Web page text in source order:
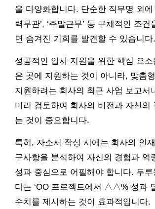
을 다양화합니다. 단순한 직무명 외에
력무관’, ‘주말근무’ 등 구체적인 조
면 숨겨진 기회를 발견할 수 있습니다.
성공적인 입사 지원을 위한 핵심 요
은 곳에 지원하는 것이 아니라, 맞춤
지원하려는 회사의 최근 사업 보고서
미리 검토하여 회사의 비전과 자신의
는 것이 중요합니다.
특히, 자소서 작성 시에는 회사의 인
구사항을 분석하여 자신의 경험과 역
성과 중심으로 어필해야 합니다. 두
다는 ‘OO 프로젝트에서 △△% 성과
수치를 제시하는 것이 효과적입니다.